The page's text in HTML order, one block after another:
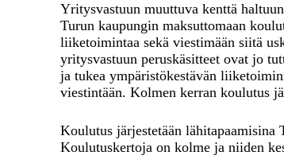
Yritysvastuun muuttuva kenttä
Turun kaupungin maksuttomaan
liiketoimintaa sekä viestimään siitä
yritysvastuun peruskäsitteet ovat jo
ja tukea ympäristökestävän
viestintään. Kolmen kerran koulutus
Koulutus järjestetään lähitapaamisina
Koulutuskertoja on kolme ja niiden